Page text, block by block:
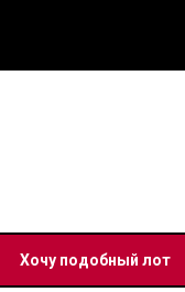
Хочу подобный лот